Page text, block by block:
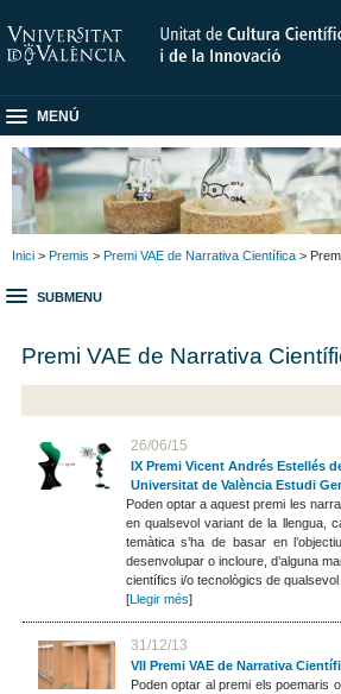
MENÚ
Inici > Premis > Premi VAE de Narrativa Científica >
SUBMENU
Premi VAE de Narrativa
26/06/15
IX Premi Vicent Andrés Estellés
Universitat de València Estudi
Poden optar a aquest premi les
en qualsevol variant de la llengua,
temàtica s’ha de basar en
desenvolupar o incloure, d’alguna
científics i/o tecnològics de
[Llegir més]
31/12/13
VII Premi VAE de Narrativa
Poden optar al premi els poemaris